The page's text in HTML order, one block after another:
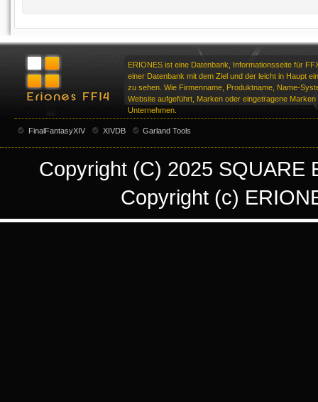
ERIONES ist eine Datenbank, Informationsseite für
einer Datenbank mit dem Ziel und der leicht in Haupt
zu sehen. Wie Firmenname, Produktname, Name-
Website aufgeführt, Marken oder eingetragene Marken
Unternehmen.
FinalFantasyXIV XIVDB Garland Tools
Copyright (C) 2025 SQUARE
Copyright (c)